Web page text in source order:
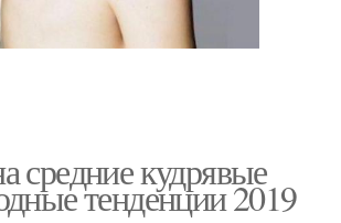
средние кудрявые
тенденции 2019